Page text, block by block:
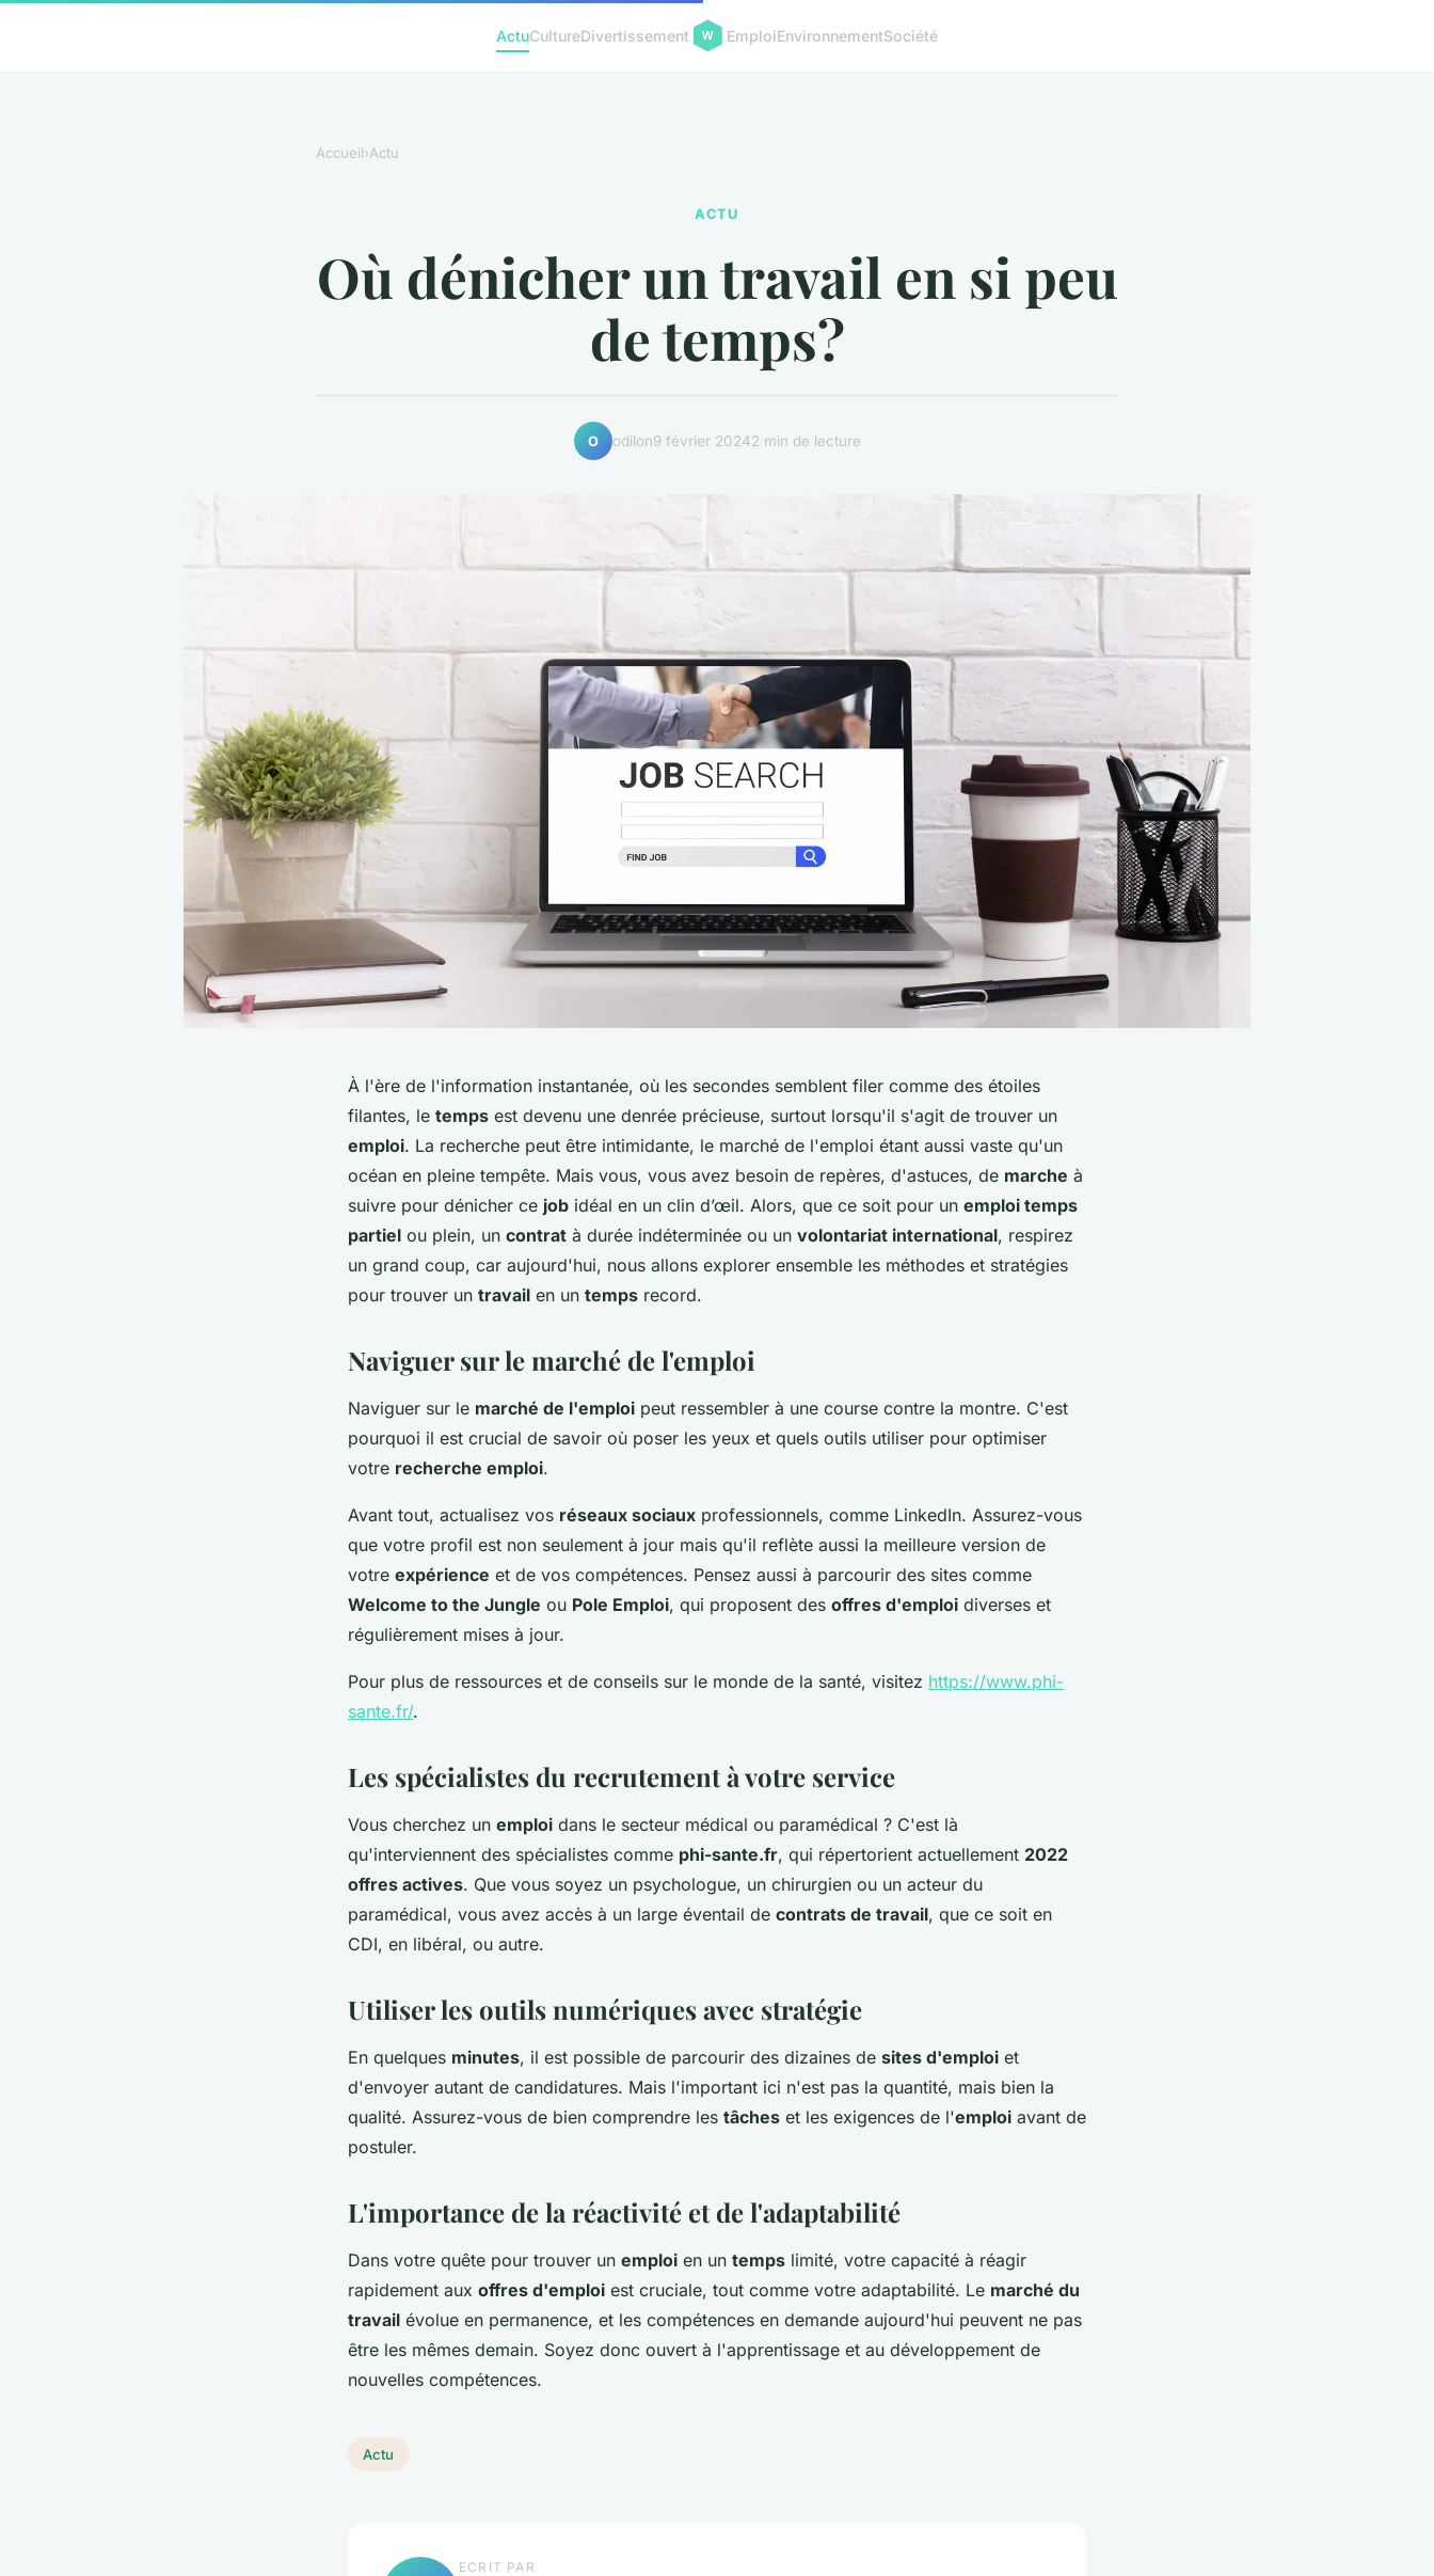
ActuCultureDivertissement EmploiEnvironnementSociété
Accueil›Actu
ACTU
Où dénicher un travail en si peu
de temps?
O odilon9 février 20242 min de lecture
À l'ère de l'information instantanée, où les secondes semblent filer comme des étoiles
filantes, le temps est devenu une denrée précieuse, surtout lorsqu'il s'agit de trouver un
emploi. La recherche peut être intimidante, le marché de l'emploi étant aussi vaste qu'un
océan en pleine tempête. Mais vous, vous avez besoin de repères, d'astuces, de marche à
suivre pour dénicher ce job idéal en un clin d’œil. Alors, que ce soit pour un emploi temps
partiel ou plein, un contrat à durée indéterminée ou un volontariat international, respirez
un grand coup, car aujourd'hui, nous allons explorer ensemble les méthodes et stratégies
pour trouver un travail en un temps record.
Naviguer sur le marché de l'emploi
Naviguer sur le marché de l'emploi peut ressembler à une course contre la montre. C'est
pourquoi il est crucial de savoir où poser les yeux et quels outils utiliser pour optimiser
votre recherche emploi.
Avant tout, actualisez vos réseaux sociaux professionnels, comme LinkedIn. Assurez-vous
que votre profil est non seulement à jour mais qu'il reflète aussi la meilleure version de
votre expérience et de vos compétences. Pensez aussi à parcourir des sites comme
Welcome to the Jungle ou Pole Emploi, qui proposent des offres d'emploi diverses et
régulièrement mises à jour.
Pour plus de ressources et de conseils sur le monde de la santé, visitez https://www.phi-
sante.fr/.
Les spécialistes du recrutement à votre service
Vous cherchez un emploi dans le secteur médical ou paramédical ? C'est là
qu'interviennent des spécialistes comme phi-sante.fr, qui répertorient actuellement 2022
offres actives. Que vous soyez un psychologue, un chirurgien ou un acteur du
paramédical, vous avez accès à un large éventail de contrats de travail, que ce soit en
CDI, en libéral, ou autre.
Utiliser les outils numériques avec stratégie
En quelques minutes, il est possible de parcourir des dizaines de sites d'emploi et
d'envoyer autant de candidatures. Mais l'important ici n'est pas la quantité, mais bien la
qualité. Assurez-vous de bien comprendre les tâches et les exigences de l'emploi avant de
postuler.
L'importance de la réactivité et de l'adaptabilité
Dans votre quête pour trouver un emploi en un temps limité, votre capacité à réagir
rapidement aux offres d'emploi est cruciale, tout comme votre adaptabilité. Le marché du
travail évolue en permanence, et les compétences en demande aujourd'hui peuvent ne pas
être les mêmes demain. Soyez donc ouvert à l'apprentissage et au développement de
nouvelles compétences.
Actu
ECRIT PAR